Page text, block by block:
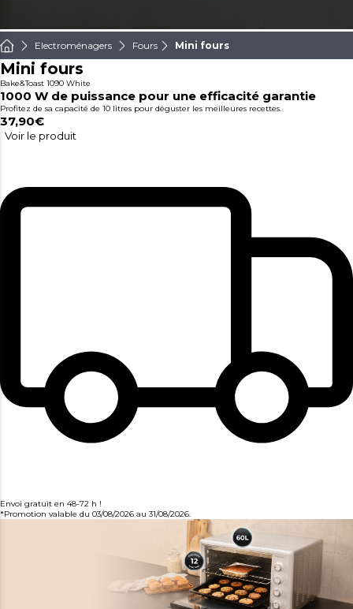
Electroménagers Fours Mini fours
Mini fours
Bake&Toast 1090 White
1000 W de puissance pour une efficacité garantie
Profitez de sa capacité de 10 litres pour déguster les meilleures recettes.
37,90€
Voir le produit
Envoi gratuit en 48-72 h !
*Promotion valable du 03/08/2026 au 31/08/2026.